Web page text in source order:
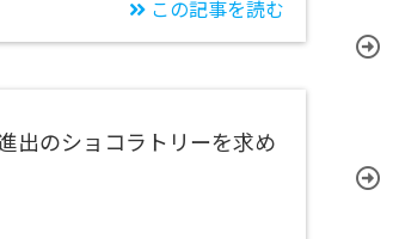
この記事を読む
出のショコラトリーを求め